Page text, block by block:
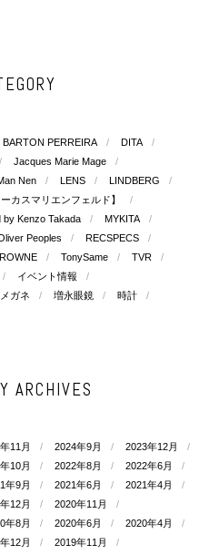
BARTON PERREIRA
DITA
Jacques Marie Mage
Nen LENS
LINDBERG
カスマリエンフェルド】
by Kenzo Takada
MYKITA
Peoples
RECSPECS
TonySame
TVR
イベント情報
ガネ 増永眼鏡
時計
ARCHIVES
11月 2024年9月
2023年12月
10月 2022年8月
2022年6月
年9月 2021年6月
2021年4月
12月
2020年11月
年8月 2020年6月
2020年4月
12月
2019年11月